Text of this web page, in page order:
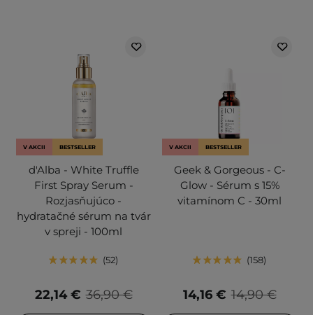
V AKCII BESTSELLER
d'Alba - White Truffle
First Spray Serum -
Rozjasňujúco -
hydratačné sérum na tvár
v spreji - 100ml
52
36,90 €
22,14 €
V AKCII BESTSELLER
Geek & Gorgeous - C-
Glow - Sérum s 15%
vitamínom C - 30ml
158
14,90 €
14,16 €